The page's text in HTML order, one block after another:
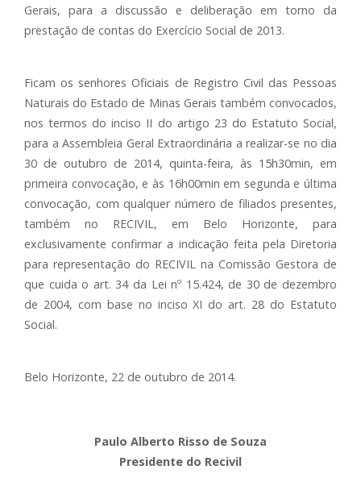
Gerais, para a discussão e deliberação em torno da
prestação de contas do Exercício Social de 2013.
Ficam os senhores Oficiais de Registro Civil das Pessoas
Naturais do Estado de Minas Gerais também convocados,
nos termos do inciso II do artigo 23 do Estatuto Social,
para a Assembleia Geral Extraordinária a realizar-se no dia
30 de outubro de 2014, quinta-feira, às 15h30min, em
primeira convocação, e às 16h00min em segunda e última
convocação, com qualquer número de filiados presentes,
também no RECIVIL, em Belo Horizonte, para
exclusivamente confirmar a indicação feita pela Diretoria
para representação do RECIVIL na Comissão Gestora de
que cuida o art. 34 da Lei nº 15.424, de 30 de dezembro
de 2004, com base no inciso XI do art. 28 do Estatuto
Social.
Belo Horizonte, 22 de outubro de 2014.
Paulo Alberto Risso de Souza
Presidente do Recivil